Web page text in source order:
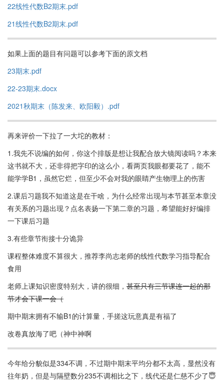
22线性代数B2期末.pdf
21线性代数B2期末.pdf
如果上面的题目有问题可以参考下面的原文档
23期末.pdf
22-23期末.docx
2021秋期末（陈发来、欧阳毅）.pdf
再来评价一下拉了一大坨的教材：
1.我先不说编的如何，你这个排版是想让我配合放大镜阅读吗？本来
这书就不大，还非得把字印的这么小，看两页我眼都要花了，能不
能学学B1，虽然它烂，但至少不会对我的眼睛产生物理上的伤害
2.课后习题我不知道这是在干啥，为什么经常出现与本节甚至本章没
有关系的习题出现？点名表扬一下第二章的习题，希望能好好编排
一下课后习题
3.有些章节衔接十分诡异
课程整体难度不算很大，推荐李尚志老师的线性代数学习指导配合
食用
老师上课知识密度特别大，讲的很细， 甚至只有三节课连一起的那
节才会下课一会（
期中期末拥有不输B1的计算量，手搓这玩意真是有福了
改卷真放海了吧（神中神啊
今年给分貌似是334不调，不过期中期末平均分都不太高，显然没有
往年奶，但是与隔壁数分235不调相比之下，线代还是仁慈不少了😇